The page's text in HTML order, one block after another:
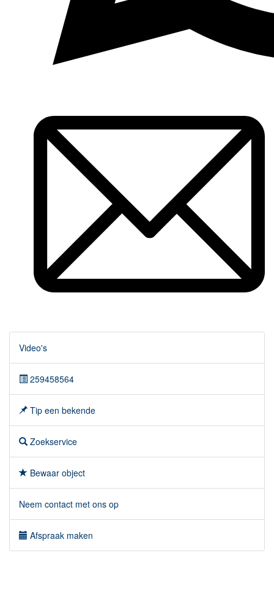
Video's
259458564
Tip een bekende
Zoekservice
Bewaar object
Neem contact met ons op
Afspraak maken